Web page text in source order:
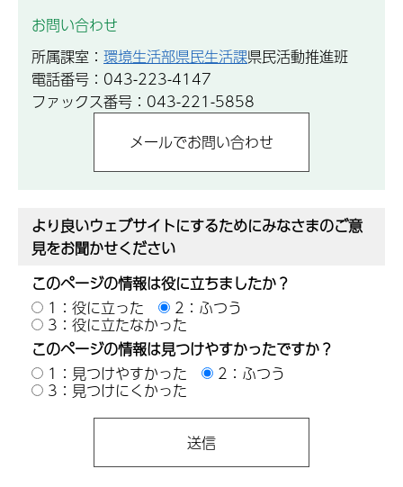
お問い合わせ
所属課室： 環境生活部県民生活課県民活動推進班
電話番号：043-223-4147
ファックス番号：043-221-5858
より良いウェブサイトにするためにみなさまのご意
見をお聞かせください
このページの情報は役に立ちましたか？
1：役に立った
2：ふつう
3：役に立たなかった
このページの情報は見つけやすかったですか？
1：見つけやすかった
2：ふつう
3：見つけにくかった